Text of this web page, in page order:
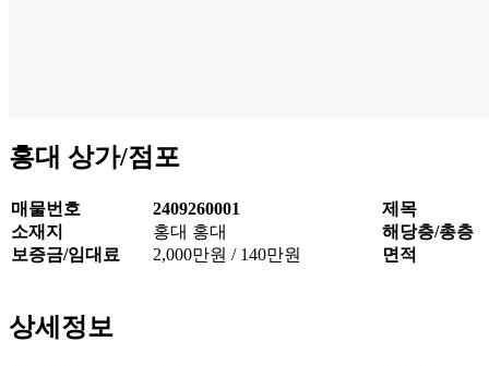
홍대 상가/점포
매물번호 2409260001
제목
소재지
홍대 홍대
해당층/총층
보증금/임대료
2,000만원 /140만원 면적
상세정보